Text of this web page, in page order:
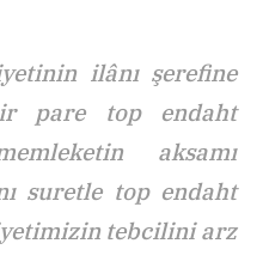
ilânı şerefine
pare top endaht
aksamı
suretle top endaht
tebcilini arz